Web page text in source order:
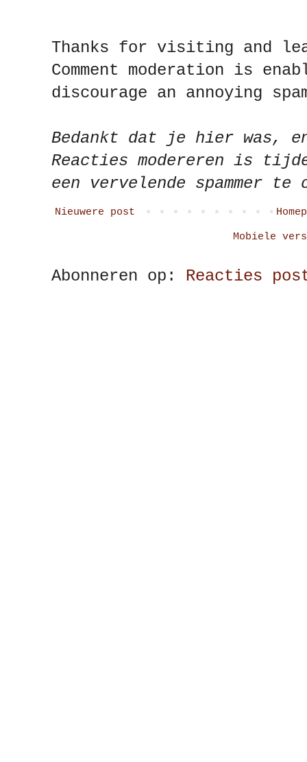
Thanks for visiting and
Comment moderation is
discourage an annoying
Bedankt dat je hier was,
Reacties modereren is
een vervelende spammer te
Nieuwere post
Mobiele
Abonneren op: Reacties